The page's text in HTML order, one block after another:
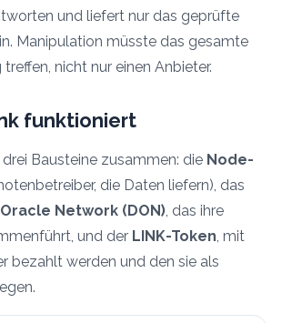
und liefert nur das geprüfte
Manipulation müsste das gesamte
nicht nur einen Anbieter.
funktioniert
Bausteine zusammen: die Node-
die Daten liefern), das
Network (DON), das ihre
und der LINK-Token, mit
bezahlt werden und den sie als